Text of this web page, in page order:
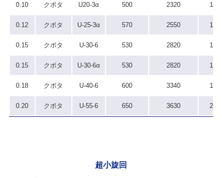
0.10 クボタ U20-3α 500 2320
0.12 クボタ U-25-3α 570 2550
0.15 クボタ U-30-6 530 2820
0.15 クボタ U-30-6α 530 2820
0.18 クボタ U-40-6 600 3340
0.20 クボタ U-55-6 650 3630
超小旋回